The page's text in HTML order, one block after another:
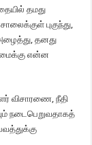
தமது
புகுந்து,
தனது
என்ன
விசாரணை, நீதி
நடைபெறுவதாகத்